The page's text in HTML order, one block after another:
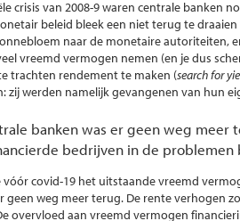
crisis van 2008-9 waren centrale banken
beleid bleek een niet terug te
naar de monetaire autoriteiten,
vreemd vermogen nemen (en je dus
trachten rendement te maken (search for
werden namelijk gevangenen van hun
banken was er geen weg meer
bedrijven in de problemen
covid-19 het uitstaande vreemd
geen weg meer terug. De rente verhogen
overvloed aan vreemd vermogen